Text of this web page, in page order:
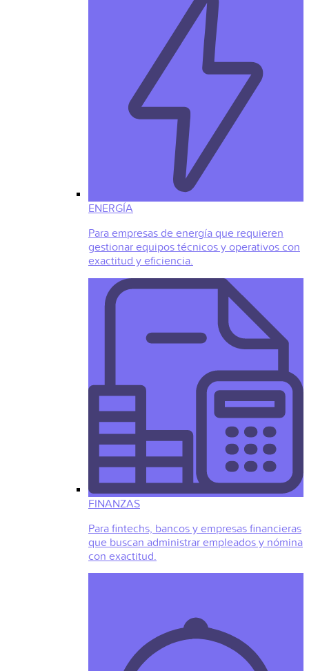
ENERGÍA
Para empresas de energía que requieren
gestionar equipos técnicos y operativos con
exactitud y eficiencia.
FINANZAS
Para fintechs, bancos y empresas financieras
que buscan administrar empleados y nómina
con exactitud.